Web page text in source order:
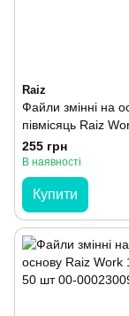
Raiz
Файли змінні на
півмісяць Raiz
грит 50 шт
255 грн
В наявності
Купити